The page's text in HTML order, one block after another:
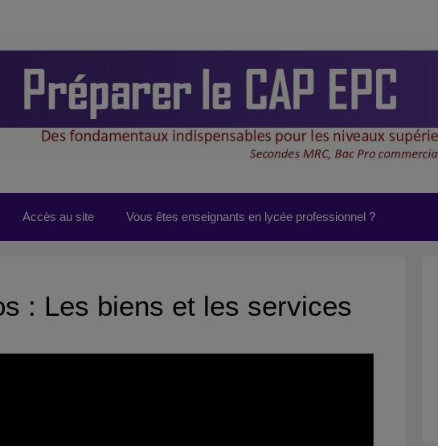
Accès au site Vous êtes enseignants en lycée professionnel ?
: Les biens et les services